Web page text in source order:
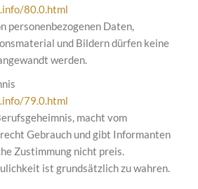
80.0.html
personenbezogenen Daten,
und Bildern dürfen keine
werden.
79.0.html
macht vom
Gebrauch und gibt Informanten
Zustimmung nicht preis.
ist grundsätzlich zu wahren.